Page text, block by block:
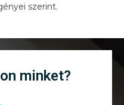
szerint.
minket?